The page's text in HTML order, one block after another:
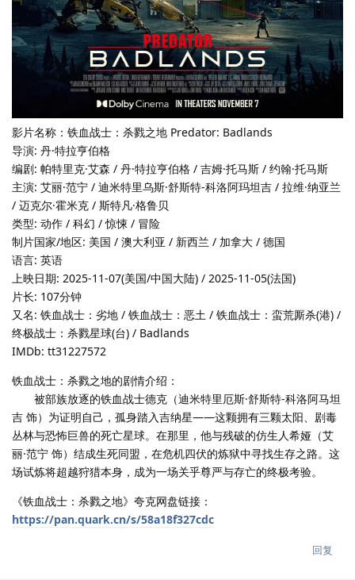
影片名称：铁血战士：杀戮之地 Predator: Badlands
导演: 丹·特拉亨伯格
编剧: 帕特里克·艾森 / 丹·特拉亨伯格 / 吉姆·托马斯 / 约翰·托马斯
主演: 艾丽·范宁 / 迪米特里乌斯·舒斯特-科洛阿玛坦吉 / 拉维·纳亚兰
/ 迈克尔·霍米克 / 斯特凡·格鲁贝
类型: 动作 / 科幻 / 惊悚 / 冒险
制片国家/地区: 美国 / 澳大利亚 / 新西兰 / 加拿大 / 德国
语言: 英语
上映日期: 2025-11-07(美国/中国大陆) / 2025-11-05(法国)
片长: 107分钟
又名: 铁血战士：劣地 / 铁血战士：恶土 / 铁血战士：蛮荒厮杀(港) /
终极战士：杀戮星球(台) / Badlands
IMDb: tt31227572
铁血战士：杀戮之地的剧情介绍：
被部族放逐的铁血战士德克（迪米特里厄斯·舒斯特-科洛阿马坦
吉 饰）为证明自己，孤身踏入吉纳星——这颗拥有三颗太阳、剧毒
丛林与恐怖巨兽的死亡星球。在那里，他与残破的仿生人希娅（艾
丽·范宁 饰）结成生死同盟，在危机四伏的炼狱中寻找生存之路。这
场试炼将超越狩猎本身，成为一场关乎尊严与存亡的终极考验。
《铁血战士：杀戮之地》夸克网盘链接：
https://pan.quark.cn/s/58a18f327cdc
回复